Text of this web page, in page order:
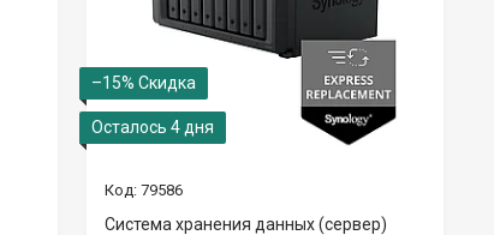
–15%
Осталось 4 дня
79586
Система хранения данных (сервер)